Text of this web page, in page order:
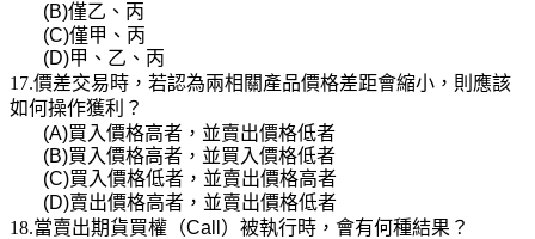
(B)僅乙、丙
(C)僅甲、丙
(D)甲、乙、丙
17.價差交易時，若認為兩相關產品價格差距會縮小，則應該
如何操作獲利？
(A)買入價格高者，並賣出價格低者
(B)買入價格高者，並買入價格低者
(C)買入價格低者，並賣出價格高者
(D)賣出價格高者，並賣出價格低者
18.當賣出期貨買權（Call ）被執行時，會有何種結果？